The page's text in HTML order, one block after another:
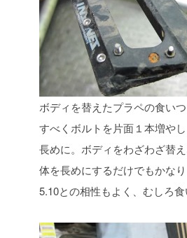
ボディを替えたプラペの食い
すべくボルトを片面１本増や
長めに。ボディをわざわざ替
体を長めにするだけでもかなり
5.10との相性もよく、むしろ食